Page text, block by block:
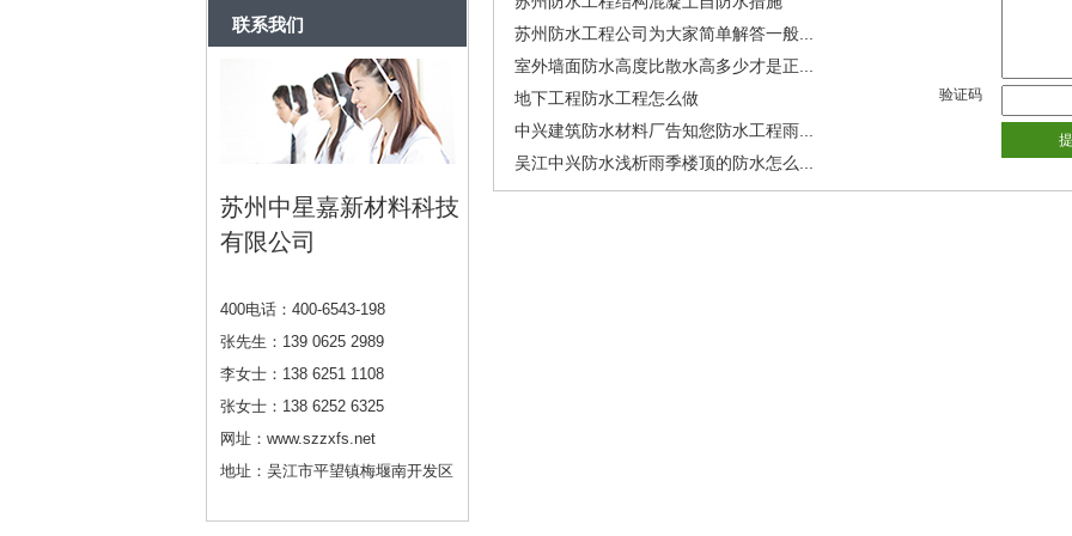
联系我们
苏州中星嘉新材料科技
有限公司
400电话：400-6543-198
张先生：139 0625 2989
李女士：138 6251 1108
张女士：138 6252 6325
网址：www.szzxfs.net
地址：吴江市平望镇梅堰南开发区
苏州防水工程公司为大家简单解答一般...
室外墙面防水高度比散水高多少才是正...
地下工程防水工程怎么做
中兴建筑防水材料厂告知您防水工程雨...
吴江中兴防水浅析雨季楼顶的防水怎么...
验证码